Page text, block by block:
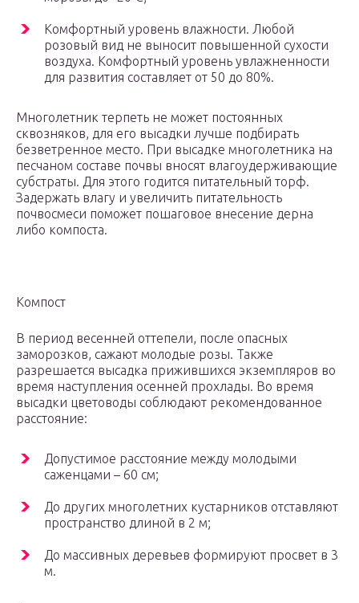
Комфортный уровень влажности. Любой
розовый вид не выносит повышенной сухости
воздуха. Комфортный уровень увлажненности
для развития составляет от 50 до 80%.
Многолетник терпеть не может постоянных
сквозняков, для его высадки лучше подбирать
безветренное место. При высадке многолетника на
песчаном составе почвы вносят влагоудерживающие
субстраты. Для этого годится питательный торф.
Задержать влагу и увеличить питательность
почвосмеси поможет пошаговое внесение дерна
либо компоста.
Компост
В период весенней оттепели, после опасных
заморозков, сажают молодые розы. Также
разрешается высадка прижившихся экземпляров во
время наступления осенней прохлады. Во время
высадки цветоводы соблюдают рекомендованное
расстояние:
Допустимое расстояние между молодыми
саженцами – 60 см;
До других многолетних кустарников отставляют
пространство длиной в 2 м;
До массивных деревьев формируют просвет в 3
м.